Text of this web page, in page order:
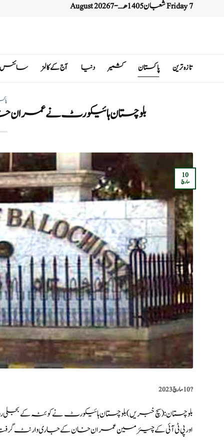
Friday 7 شعبان 1405 هـ - 7 August 2026
تازہ ترین پاکستان کشمیر دنیا آج کے کالمز سائنس
بلوچستان ہائیکورٹ نے عمران
10
مارچ
?️10 مارچ 2023
بلوچستان: (سچ خبریں) بلوچستان ہائیکورٹ نے کوئٹہ کے
اور پی ٹی آئی کے چیئرمین عمران خان کے جاری وارنٹ